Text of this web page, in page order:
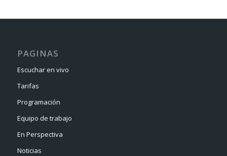
PAGINAS
Escuchar en vivo
Tarifas
Programación
Equipo de trabajo
En Perspectiva
Noticias